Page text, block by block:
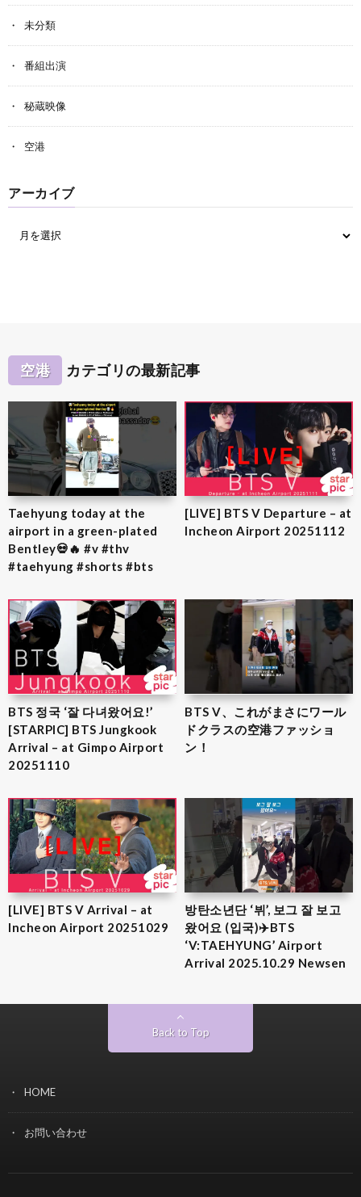
未分類
番組出演
秘蔵映像
空港
アーカイブ
空港 カテゴリの最新記事
Taehyung today at the
airport in a green-plated
Bentley💀🔥 #v #thv
#taehyung #shorts #bts
[LIVE] BTS V Departure – at
Incheon Airport 20251112
BTS 정국 ‘잘 다녀왔어요!’
[STARPIC] BTS Jungkook
Arrival – at Gimpo Airport
20251110
BTS V、これがまさにワール
ドクラスの空港ファッショ
ン！
[LIVE] BTS V Arrival – at
Incheon Airport 20251029
방탄소년단 ‘뷔’, 보그 잘 보고
왔어요 (입국)✈️BTS
‘V:TAEHYUNG’ Airport
Arrival 2025.10.29 Newsen
Back to Top
HOME
お問い合わせ